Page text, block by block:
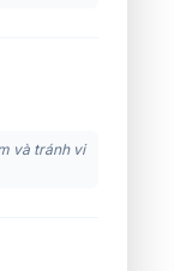
và tránh vi